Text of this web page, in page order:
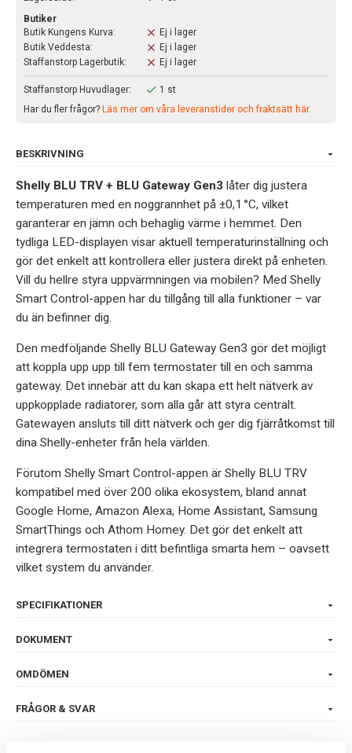
Butiker
Butik Kungens Kurva:
Ej i lager
Butik Veddesta:
Ej i lager
Staffanstorp Lagerbutik:
Ej i lager
Staffanstorp Huvudlager:
1 st
Har du fler frågor? Läs mer om våra leveranstider och fraktsätt här.
BESKRIVNING
Shelly BLU TRV + BLU Gateway Gen3 låter dig justera
temperaturen med en noggrannhet på ±0,1 °C, vilket
garanterar en jämn och behaglig värme i hemmet. Den
tydliga LED-displayen visar aktuell temperaturinställning och
gör det enkelt att kontrollera eller justera direkt på enheten.
Vill du hellre styra uppvärmningen via mobilen? Med Shelly
Smart Control-appen har du tillgång till alla funktioner – var
du än befinner dig.
Den medföljande Shelly BLU Gateway Gen3 gör det möjligt
att koppla upp upp till fem termostater till en och samma
gateway. Det innebär att du kan skapa ett helt nätverk av
uppkopplade radiatorer, som alla går att styra centralt.
Gatewayen ansluts till ditt nätverk och ger dig fjärråtkomst till
dina Shelly-enheter från hela världen.
Förutom Shelly Smart Control-appen är Shelly BLU TRV
kompatibel med över 200 olika ekosystem, bland annat
Google Home, Amazon Alexa, Home Assistant, Samsung
SmartThings och Athom Homey. Det gör det enkelt att
integrera termostaten i ditt befintliga smarta hem – oavsett
vilket system du använder.
SPECIFIKATIONER
DOKUMENT
OMDÖMEN
FRÅGOR & SVAR